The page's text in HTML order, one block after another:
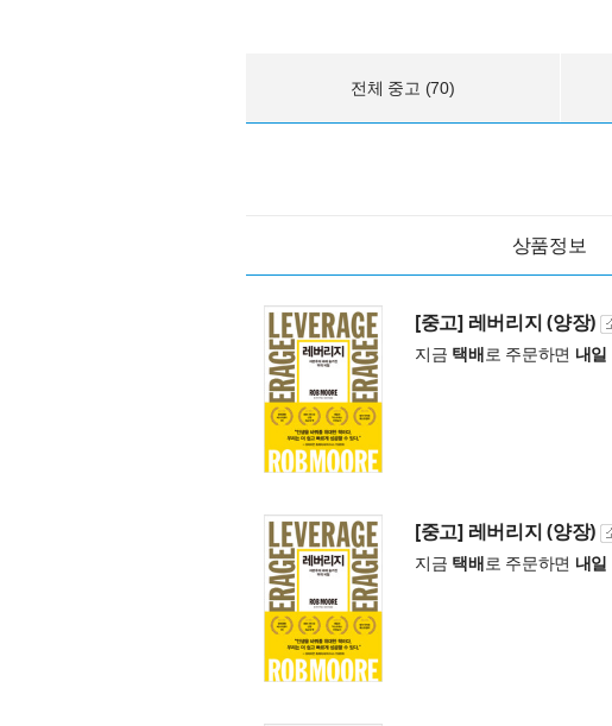
전체 중고 (70)
상품정보
[중고] 레버리지 (양장)
지금 택배로 주문하면 내일
[중고] 레버리지 (양장)
지금 택배로 주문하면 내일